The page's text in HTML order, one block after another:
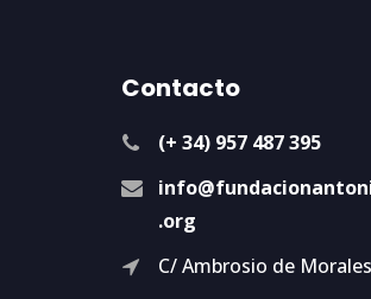
Contacto
(+ 34) 957 487 395
.org
C/ Ambrosio de